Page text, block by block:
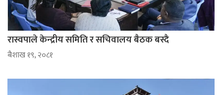
रास्वपाले केन्द्रीय समिति र सचिवालय बैठक बस्दै
ब‌ैशाख १९, २०८१